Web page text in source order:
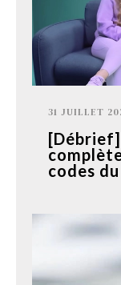
31 JUILLET
[Débrief]
codes